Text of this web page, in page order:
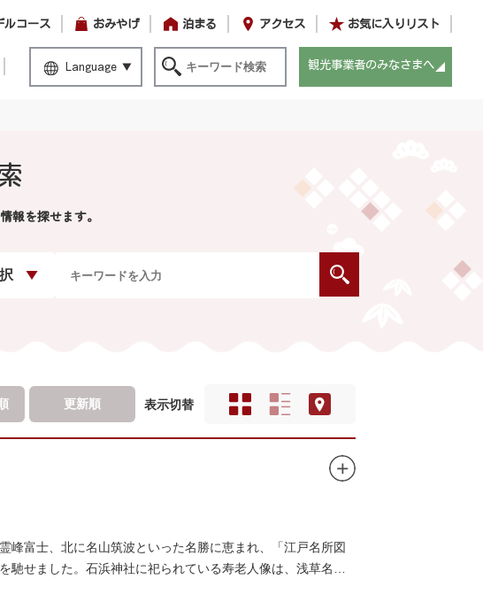
ルコース おみやげ 泊まる アクセス お気に入りリスト
Language 観光事業者のみなさまへ
報を探せます。
更新順 表示切替
峰富士、北に名山筑波といった名勝に恵まれ、「江戸名所図
馳せました。石浜神社に祀られている寿老人像は、浅草名所